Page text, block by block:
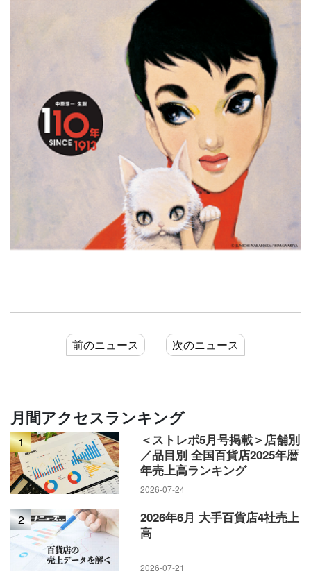
前のニュース 次のニュース
月間アクセスランキング
1
＜ストレポ5月号掲載＞店舗別
／品目別 全国百貨店2025年暦
年売上高ランキング
2026-07-24
2
2026年6月 大手百貨店4社売上
高
2026-07-21